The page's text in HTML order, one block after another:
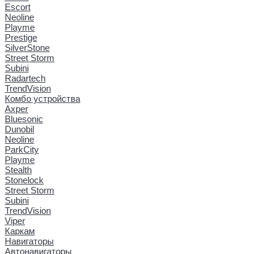
Escort
Neoline
Playme
Prestige
SilverStone
Street Storm
Subini
Radartech
TrendVision
Комбо устройства
Axper
Bluesonic
Dunobil
Neoline
ParkCity
Playme
Stealth
Stonelock
Street Storm
Subini
TrendVision
Viper
Каркам
Навигаторы
Автонавигаторы